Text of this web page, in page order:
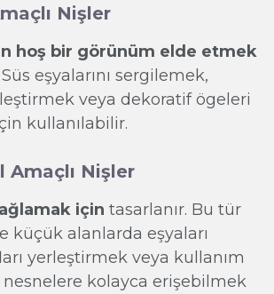
Nişler
hoş bir görünüm elde etmek
Süs eşyalarını sergilemek,
veya dekoratif ögeleri
kullanılabilir.
Amaçlı Nişler
için tasarlanır. Bu tür
küçük alanlarda eşyaları
yerleştirmek veya kullanım
nesnelere kolayca erişebilmek